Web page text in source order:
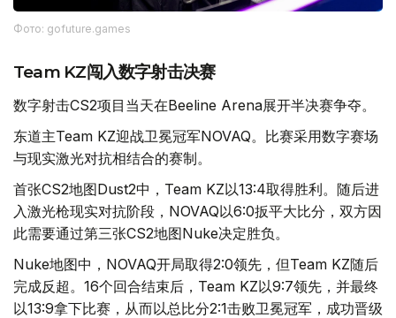
Фото: gofuture.games
Team KZ闯入数字射击决赛
数字射击CS2项目当天在Beeline Arena展开半决赛争夺。
东道主Team KZ迎战卫冕冠军NOVAQ。比赛采用数字赛场
与现实激光对抗相结合的赛制。
首张CS2地图Dust2中，Team KZ以13:4取得胜利。随后进
入激光枪现实对抗阶段，NOVAQ以6:0扳平大比分，双方因
此需要通过第三张CS2地图Nuke决定胜负。
Nuke地图中，NOVAQ开局取得2:0领先，但Team KZ随后
完成反超。16个回合结束后，Team KZ以9:7领先，并最终
以13:9拿下比赛，从而以总比分2:1击败卫冕冠军，成功晋级